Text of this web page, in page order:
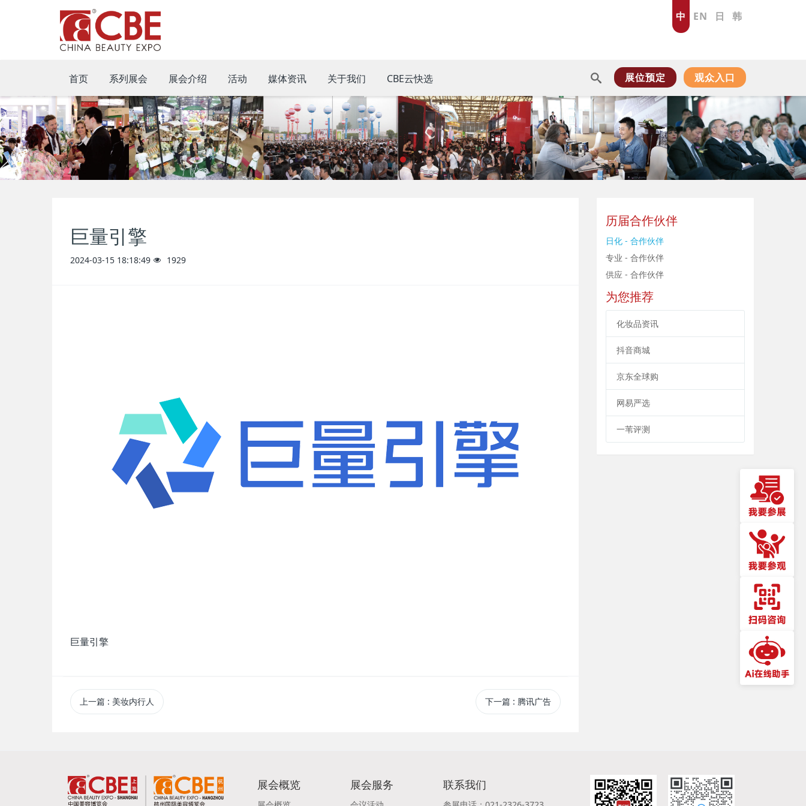
中 EN 日 韩
首页 系列展会 展会介绍 活动 媒体资讯 关于我们 CBE云快选 展位预定 观众入口
巨量引擎
2024-03-15 18:18:49 1929
巨量引擎
上一篇 : 美妆内行人 下一篇 : 腾讯广告
历届合作伙伴
日化 - 合作伙伴
专业 - 合作伙伴
供应 - 合作伙伴
为您推荐
化妆品资讯
抖音商城
京东全球购
网易严选
一苇评测
展会概览 展会服务 联系我们